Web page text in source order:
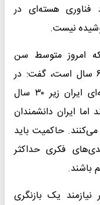
فناوری هسته‌ای در
نیست.
امروز متوسط سن
دانشمندان هسته‌ای اروپا بین ۵۵ تا ۶۰ سال است، گفت: در
عین‌حال متوسط سن دانشمندان هسته‌ای ایران زیر ۳۰ سال
اما ایران دانشمندان
حاکمیت باید
فکری حداکثر
باشند.
یک بازنگری